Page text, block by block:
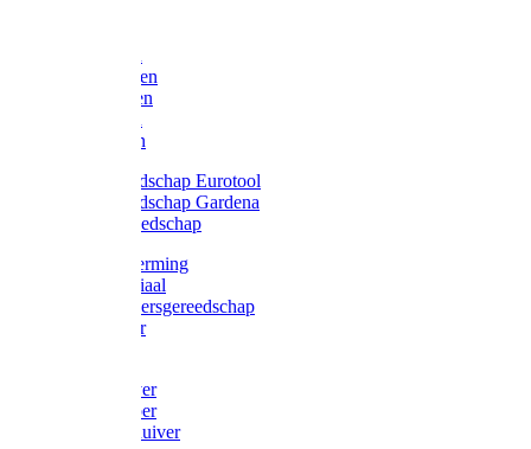
Gazonharken
Asfaltharken
Hooiharken
Handgereedschap Eurotool
Handgereedschap Gardena
Kindergereedschap
Kniebescherming
Afzetmateriaal
Stratenmakersgereedschap
Straathamer
Mestschuiver
Mestschraper
Sneeuwschuiver